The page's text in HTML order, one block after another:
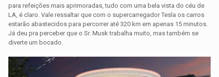
para refeições mais aprimoradas, tudo com uma bela vista do céu de
LA, é claro. Vale ressaltar que com o supercarregador Tesla os carros
estarão abastecidos para percorrer até 320 km em apenas 15 minutos.
Já deu pra perceber que o Sr. Musk trabalha muito, mas também se
diverte um bocado.